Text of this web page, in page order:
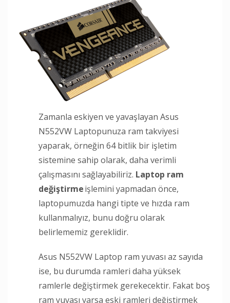
Zamanla eskiyen ve yavaşlayan Asus
N552VW Laptopunuza ram takviyesi
yaparak, örneğin 64 bitlik bir işletim
sistemine sahip olarak, daha verimli
çalışmasını sağlayabiliriz. Laptop ram
değiştirmeişlemini yapmadan önce,
laptopumuzda hangi tipte ve hızda ram
kullanmalıyız, bunu doğru olarak
belirlememiz gereklidir.
Asus N552VW Laptop ram yuvası az sayıda
ise, bu durumda ramleri daha yüksek
ramlerle değiştirmek gerekecektir. Fakat boş
ram yuvası varsa eski ramleri değiştirmek